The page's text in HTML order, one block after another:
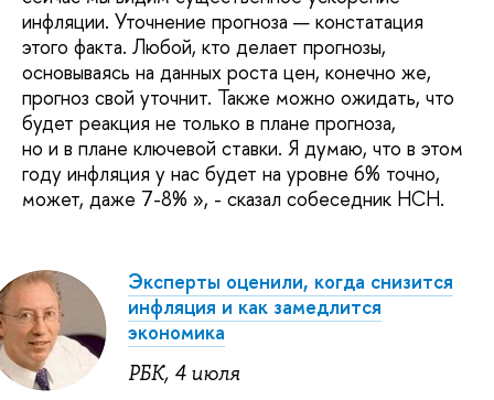
инфляции. Уточнение прогноза — констатация
этого факта. Любой, кто делает прогнозы,
основываясь на данных роста цен, конечно же,
прогноз свой уточнит. Также можно ожидать, что
будет реакция не только в плане прогноза,
но и в плане ключевой ставки. Я думаю, что в этом
году инфляция у нас будет на уровне 6% точно,
может, даже 7-8% », - сказал собеседник НСН.
Эксперты оценили, когда снизится
инфляция и как замедлится
экономика
РБК, 4 июля